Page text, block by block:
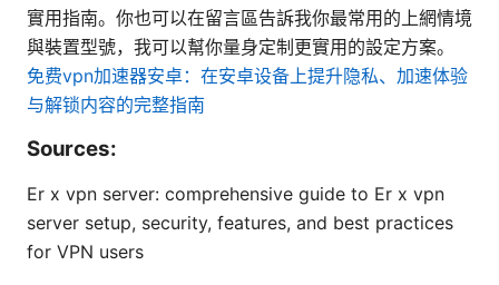
實用指南。你也可以在留言區告訴我你最常用的上網情境
與裝置型號，我可以幫你量身定制更實用的設定方案。
免费vpn加速器安卓：在安卓设备上提升隐私、加速体验
与解锁内容的完整指南
Sources:
Er x vpn server: comprehensive guide to Er x vpn
server setup, security, features, and best practices
for VPN users